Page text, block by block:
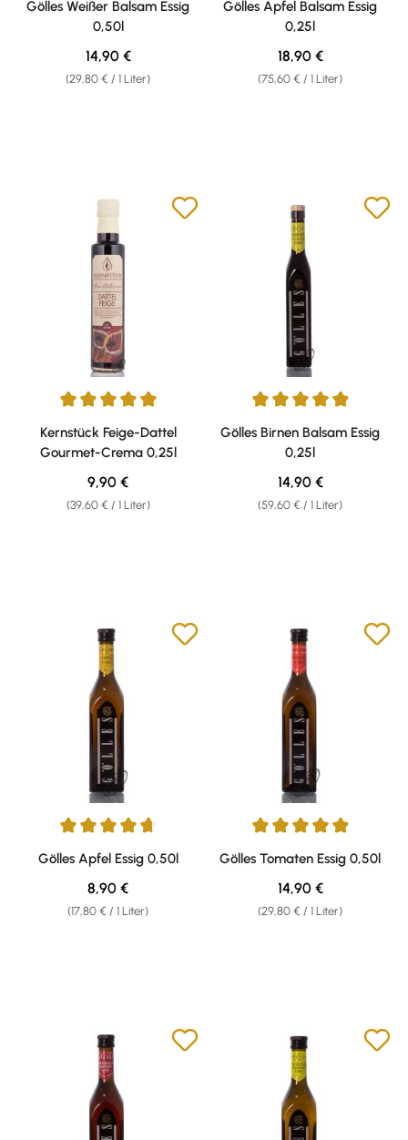
Gölles Weißer Balsam Essig
0,50l
(29,80 € / 1 Liter)
Regulärer Preis:
14,90 €
Gölles Apfel Balsam Essig
0,25l
(75,60 € / 1 Liter)
Regulärer Preis:
18,90 €
Durchschnittliche Bewertung von 5 von 5 Sternen
Kernstück Feige-Dattel
Gourmet-Crema 0,25l
(39,60 € / 1 Liter)
Regulärer Preis:
9,90 €
Durchschnittliche Bewertung
Gölles Birnen Balsam Essig
0,25l
(59,60 € / 1 Liter)
Regulärer Preis:
14,90 €
Durchschnittliche Bewertung von 4.76 von 5 Sternen
Gölles Apfel Essig 0,50l
(17,80 € / 1 Liter)
Regulärer Preis:
8,90 €
Durchschnittliche Bewertung
Gölles Tomaten Essig 0,50l
(29,80 € / 1 Liter)
Regulärer Preis:
14,90 €